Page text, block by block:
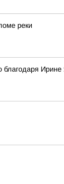
реки
благодаря